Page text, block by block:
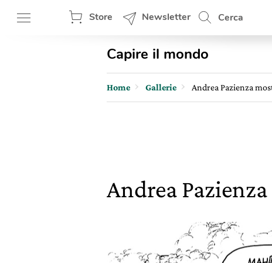
Store Newsletter Cerca
Capire il mondo
Home Gallerie Andrea Pazienza
Andrea